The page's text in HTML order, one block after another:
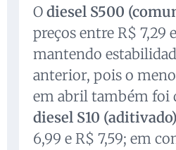
O diesel S500
preços entre R$ 7,29
mantendo
anterior, pois o
em abril também foi
diesel S10 (aditivado)
6,99 e R$ 7,59; em